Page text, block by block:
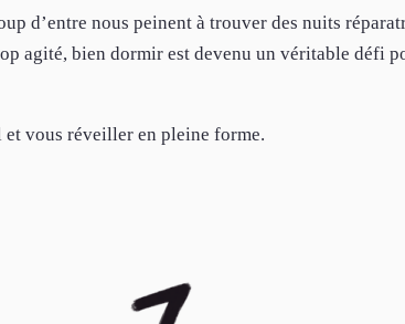
d’entre nous peinent à trouver des nuits
agité, bien dormir est devenu un véritable défi
vous réveiller en pleine forme.